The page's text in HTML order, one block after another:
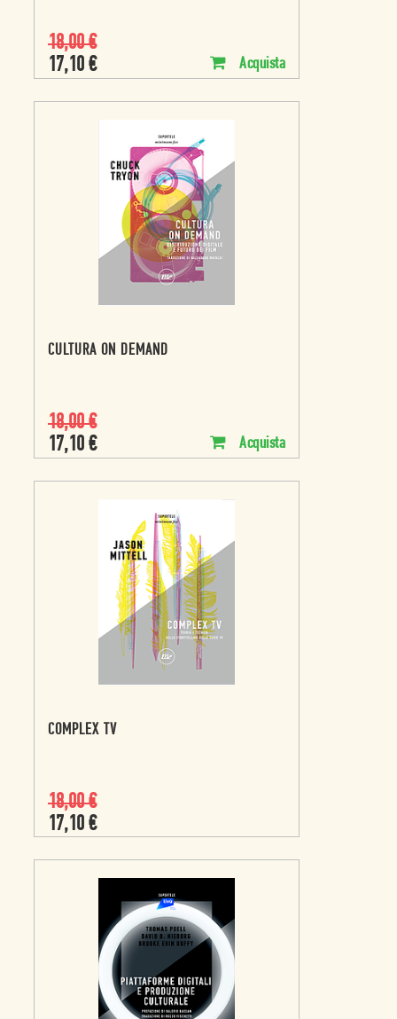
18,00€
17,10 € Acquista
CULTURA ON DEMAND
18,00€
17,10 € Acquista
COMPLEX TV
18,00€
17,10 €